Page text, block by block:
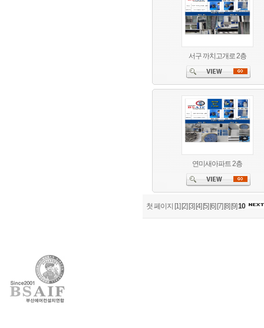
서구 까치고개로 2층
연미새아파트 2층
첫 페이지 [1] [2] [3] [4] [5] [6] [7] [8] [9]10